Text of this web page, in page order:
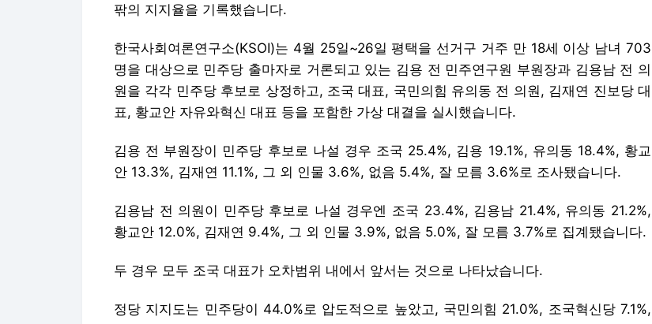
팎의 지지율을 기록했습니다.
한국사회여론연구소(KSOI)는 4월 25일~26일 평택을 선거구 거주 만 18세 이상 남녀 703
명을 대상으로 민주당 출마자로 거론되고 있는 김용 전 민주연구원 부원장과 김용남 전 의
원을 각각 민주당 후보로 상정하고, 조국 대표, 국민의힘 유의동 전 의원, 김재연 진보당 대
표, 황교안 자유와혁신 대표 등을 포함한 가상 대결을 실시했습니다.
김용 전 부원장이 민주당 후보로 나설 경우 조국 25.4%, 김용 19.1%, 유의동 18.4%, 황교
안 13.3%, 김재연 11.1%, 그 외 인물 3.6%, 없음 5.4%, 잘 모름 3.6%로 조사됐습니다.
김용남 전 의원이 민주당 후보로 나설 경우엔 조국 23.4%, 김용남 21.4%, 유의동 21.2%,
황교안 12.0%, 김재연 9.4%, 그 외 인물 3.9%, 없음 5.0%, 잘 모름 3.7%로 집계됐습니다.
두 경우 모두 조국 대표가 오차범위 내에서 앞서는 것으로 나타났습니다.
정당 지지도는 민주당이 44.0%로 압도적으로 높았고, 국민의힘 21.0%, 조국혁신당 7.1%,